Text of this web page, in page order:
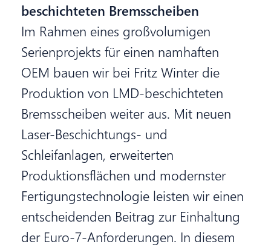
beschichteten Bremsscheiben
Im Rahmen eines großvolumigen
Serienprojekts für einen namhaften
OEM bauen wir bei Fritz Winter die
Produktion von LMD-beschichteten
Bremsscheiben weiter aus. Mit neuen
Laser-Beschichtungs- und
Schleifanlagen, erweiterten
Produktionsflächen und modernster
Fertigungstechnologie leisten wir einen
entscheidenden Beitrag zur Einhaltung
der Euro-7-Anforderungen. In diesem